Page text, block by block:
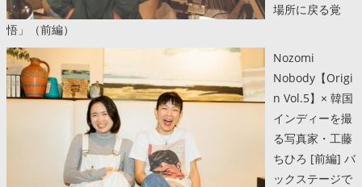
場所に戻る覚
悟」（前編）
Nozomi
Nobody【Origi
n Vol.5】× 韓国
インディーを撮
る写真家・工藤
ちひろ [前編] バ
ックステージで